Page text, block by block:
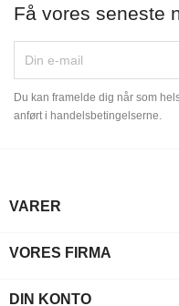
Få vores seneste
Du kan framelde dig når som
anført i handelsbetingelserne.
VARER
VORES FIRMA
DIN KONTO